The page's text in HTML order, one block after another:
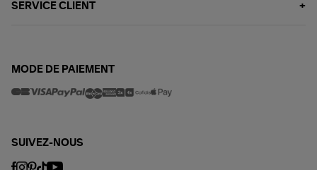
SERVICE CLIENT
MODE DE PAIEMENT
SUIVEZ-NOUS